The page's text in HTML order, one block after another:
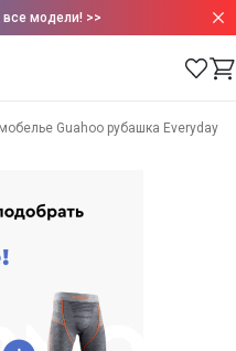
модели! >>
Guahoo рубашка Everyday